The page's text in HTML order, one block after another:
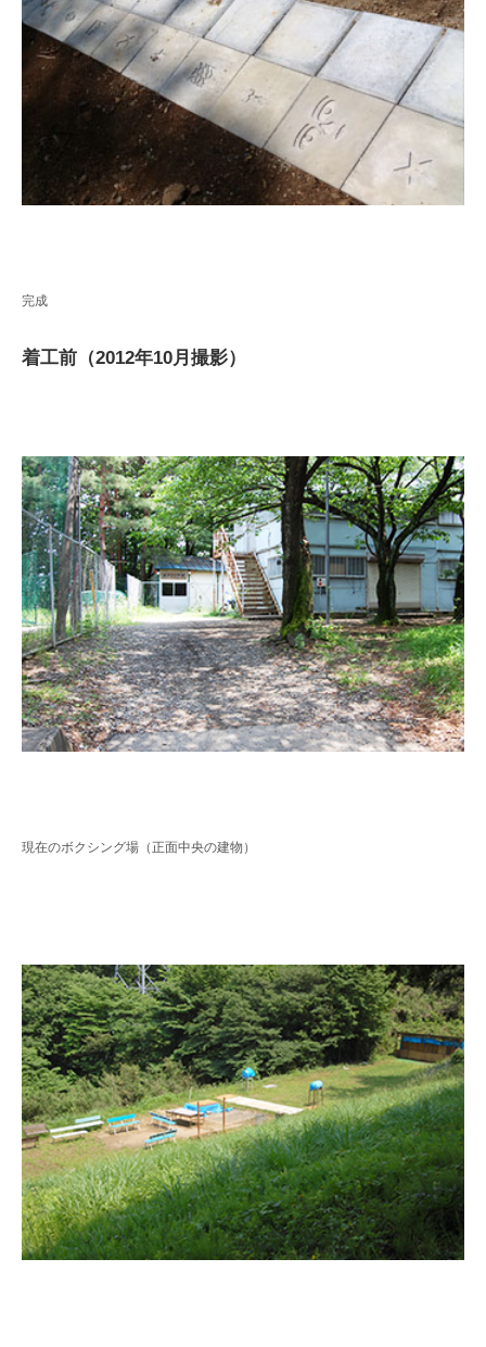
完成
着工前（2012年10月撮影）
現在のボクシング場（正面中央の建物）